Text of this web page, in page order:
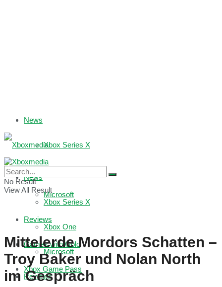
News
Xbox Series X
Microsoft
Reviews
Games with Gold
Xbox Game Pass
News
Xbox Series X
Xbox One
Microsoft
Reviews
No Result
View All Result
Mittelerde Mordors Schatten –
Troy Baker und Nolan North
im Gespräch